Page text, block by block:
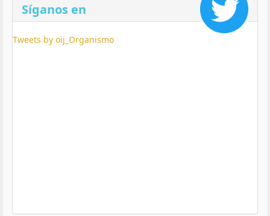
Síganos en
Tweets by oij_Organismo